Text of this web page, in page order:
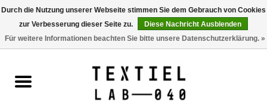
0 Artikel - €0,00
BÜCHER
Durch die Nutzung unserer Webseite stimmen Sie dem Gebrauch von Cookies
zur Verbesserung dieser Seite zu.
Diese Nachricht Ausblenden
Für weitere Informationen beachten Sie bitte unsere Datenschutzerklärung. »